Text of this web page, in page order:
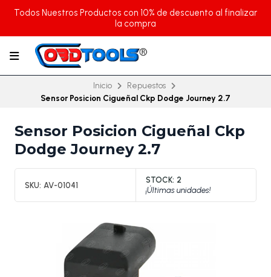
Todos Nuestros Productos con 10% de descuento al finalizar
la compra
Inicio
Repuestos
Sensor Posicion Cigueñal Ckp Dodge Journey 2.7
Sensor Posicion Cigueñal Ckp
Dodge Journey 2.7
SKU: AV-01041
STOCK: 2
¡Últimas unidades!